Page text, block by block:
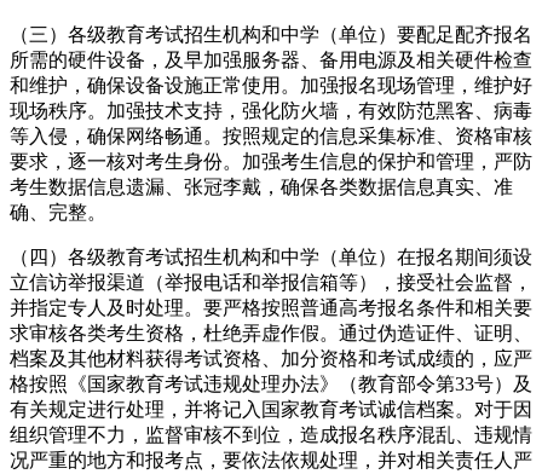
（三）各级教育考试招生机构和中学（单位）要配足配齐报名
所需的硬件设备，及早加强服务器、备用电源及相关硬件检查
和维护，确保设备设施正常使用。加强报名现场管理，维护好
现场秩序。加强技术支持，强化防火墙，有效防范黑客、病毒
等入侵，确保网络畅通。按照规定的信息采集标准、资格审核
要求，逐一核对考生身份。加强考生信息的保护和管理，严防
考生数据信息遗漏、张冠李戴，确保各类数据信息真实、准
确、完整。
（四）各级教育考试招生机构和中学（单位）在报名期间须设
立信访举报渠道（举报电话和举报信箱等），接受社会监督，
并指定专人及时处理。要严格按照普通高考报名条件和相关要
求审核各类考生资格，杜绝弄虚作假。通过伪造证件、证明、
档案及其他材料获得考试资格、加分资格和考试成绩的，应严
格按照《国家教育考试违规处理办法》（教育部令第33号）及
有关规定进行处理，并将记入国家教育考试诚信档案。对于因
组织管理不力，监督审核不到位，造成报名秩序混乱、违规情
况严重的地方和报考点，要依法依规处理，并对相关责任人严